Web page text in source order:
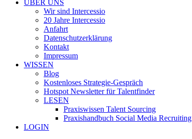
ÜBER UNS
Wir sind Intercessio
20 Jahre Intercessio
Anfahrt
Datenschutzerklärung
Kontakt
Impressum
WISSEN
Blog
Kostenloses Strategie-Gespräch
Hotspot Newsletter für Talentfinder
LESEN
Praxiswissen Talent Sourcing
Praxishandbuch Social Media Recruiting
LOGIN